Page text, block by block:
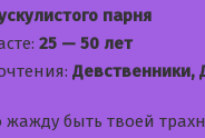
парня
25 — 50 лет
Девственники,
быть твоей